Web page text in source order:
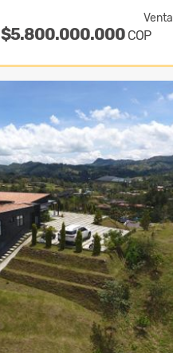
Venta
$5.800.000.000 COP